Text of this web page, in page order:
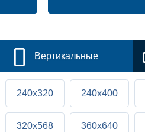
Вертикальные
240x320 240x400
320x568 360x640